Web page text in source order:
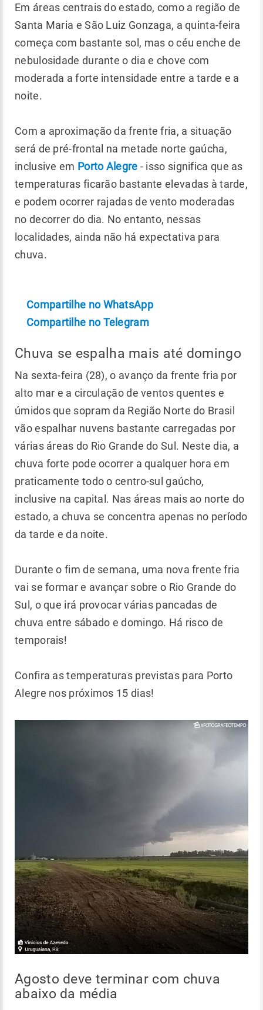
Em áreas centrais do estado, como a região de
Santa Maria e São Luiz Gonzaga, a quinta-feira
começa com bastante sol, mas o céu enche de
nebulosidade durante o dia e chove com
moderada a forte intensidade entre a tarde e a
noite.
Com a aproximação da frente fria, a situação
será de pré-frontal na metade norte gaúcha,
inclusive em Porto Alegre - isso significa que as
temperaturas ficarão bastante elevadas à tarde,
e podem ocorrer rajadas de vento moderadas
no decorrer do dia. No entanto, nessas
localidades, ainda não há expectativa para
chuva.
Compartilhe no WhatsApp
Compartilhe no Telegram
Chuva se espalha mais até domingo
Na sexta-feira (28), o avanço da frente fria por
alto mar e a circulação de ventos quentes e
úmidos que sopram da Região Norte do Brasil
vão espalhar nuvens bastante carregadas por
várias áreas do Rio Grande do Sul. Neste dia, a
chuva forte pode ocorrer a qualquer hora em
praticamente todo o centro-sul gaúcho,
inclusive na capital. Nas áreas mais ao norte do
estado, a chuva se concentra apenas no período
da tarde e da noite.
Durante o fim de semana, uma nova frente fria
vai se formar e avançar sobre o Rio Grande do
Sul, o que irá provocar várias pancadas de
chuva entre sábado e domingo. Há risco de
temporais!
Confira as temperaturas previstas para Porto
Alegre nos próximos 15 dias!
Agosto deve terminar com chuva
abaixo da média